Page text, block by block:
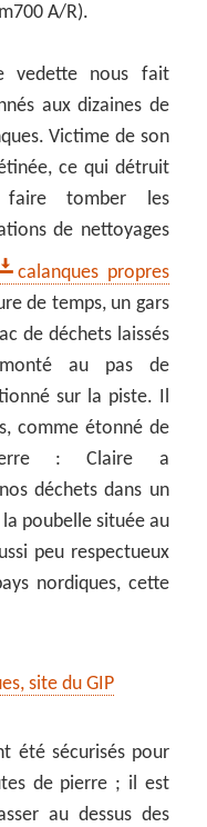
A/R).
vedette nous fait
aux dizaines de
Victime de son
ce qui détruit
tomber les
de nettoyages
calanques propres
de temps, un gars
de déchets laissés
au pas de
sur la piste. Il
comme étonné de
: Claire a
déchets dans un
la poubelle située au
peu respectueux
nordiques, cette
site du GIP
été sécurisés pour
de pierre ; il est
au dessus des